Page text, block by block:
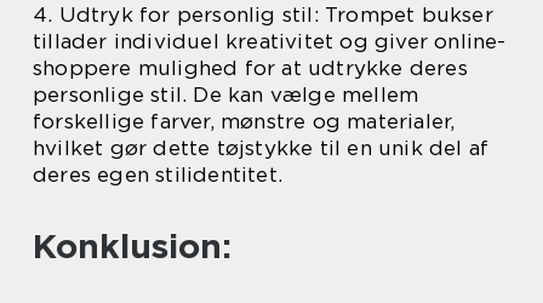
4. Udtryk for personlig stil: Trompet bukser
tillader individuel kreativitet og giver online-
shoppere mulighed for at udtrykke deres
personlige stil. De kan vælge mellem
forskellige farver, mønstre og materialer,
hvilket gør dette tøjstykke til en unik del af
deres egen stilidentitet.
Konklusion: